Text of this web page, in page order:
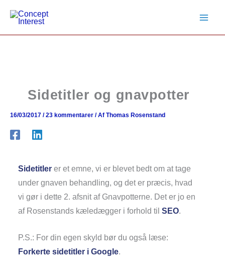
indholdet
Sidetitler og gnavpotter
16/03/2017 /23 kommentarer / Af Thomas Rosenstand
Sidetitler er et emne, vi er blevet bedt om at tage
under gnaven behandling, og det er præcis, hvad
vi gør i dette 2. afsnit af Gnavpotterne. Det er jo en
af Rosenstands kæledægger i forhold til SEO.
P.S.: For din egen skyld bør du også læse:
Forkerte sidetitler i Google.